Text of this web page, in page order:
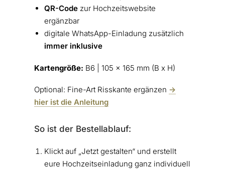
QR-Codezur Hochzeitswebsite
ergänzbar
digitale WhatsApp-Einladung zusätzlich
immer inklusive
Kartengröße: B6 | 105 x 165 mm (B x H)
Optional: Fine-Art Risskante ergänzen ->
hier ist die Anleitung
So ist der Bestellablauf:
Klickt auf „Jetzt gestalten“ und erstellt
eure Hochzeitseinladung ganz individuell